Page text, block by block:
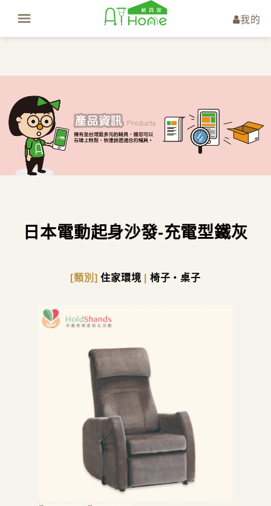
我的
日本電動起身沙發-充電型鐵灰
[類別]住家環境 椅子・桌子